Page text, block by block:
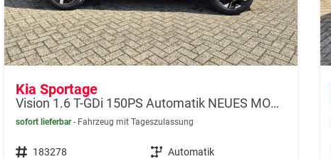
Kia Sportage
Vision 1.6 T-GDi 150PS Automatik NEUES MODELL MY26 FACELIFT Sitzheizung Lenkradheizung Klimaautomatik Navi Bluetooth Touchscreen Apple CarPlay Android Auto PDC v+h 17"LM Rückf.Kamera ACC 2x Keyless
sofort lieferbar Fahrzeug mit Tageszulassung
Fahrzeugnr. 183278 Getriebe Automatik